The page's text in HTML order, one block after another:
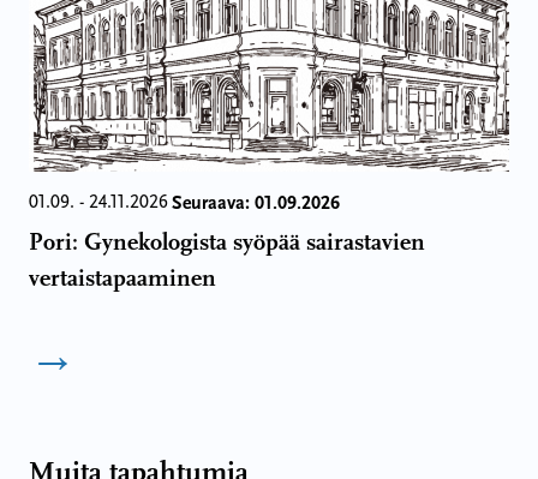
01.09. - 24.11.2026Seuraava: 01.09.2026
Pori: Gynekologista syöpää sairastavien
vertaistapaaminen
→
Muita tapahtumia